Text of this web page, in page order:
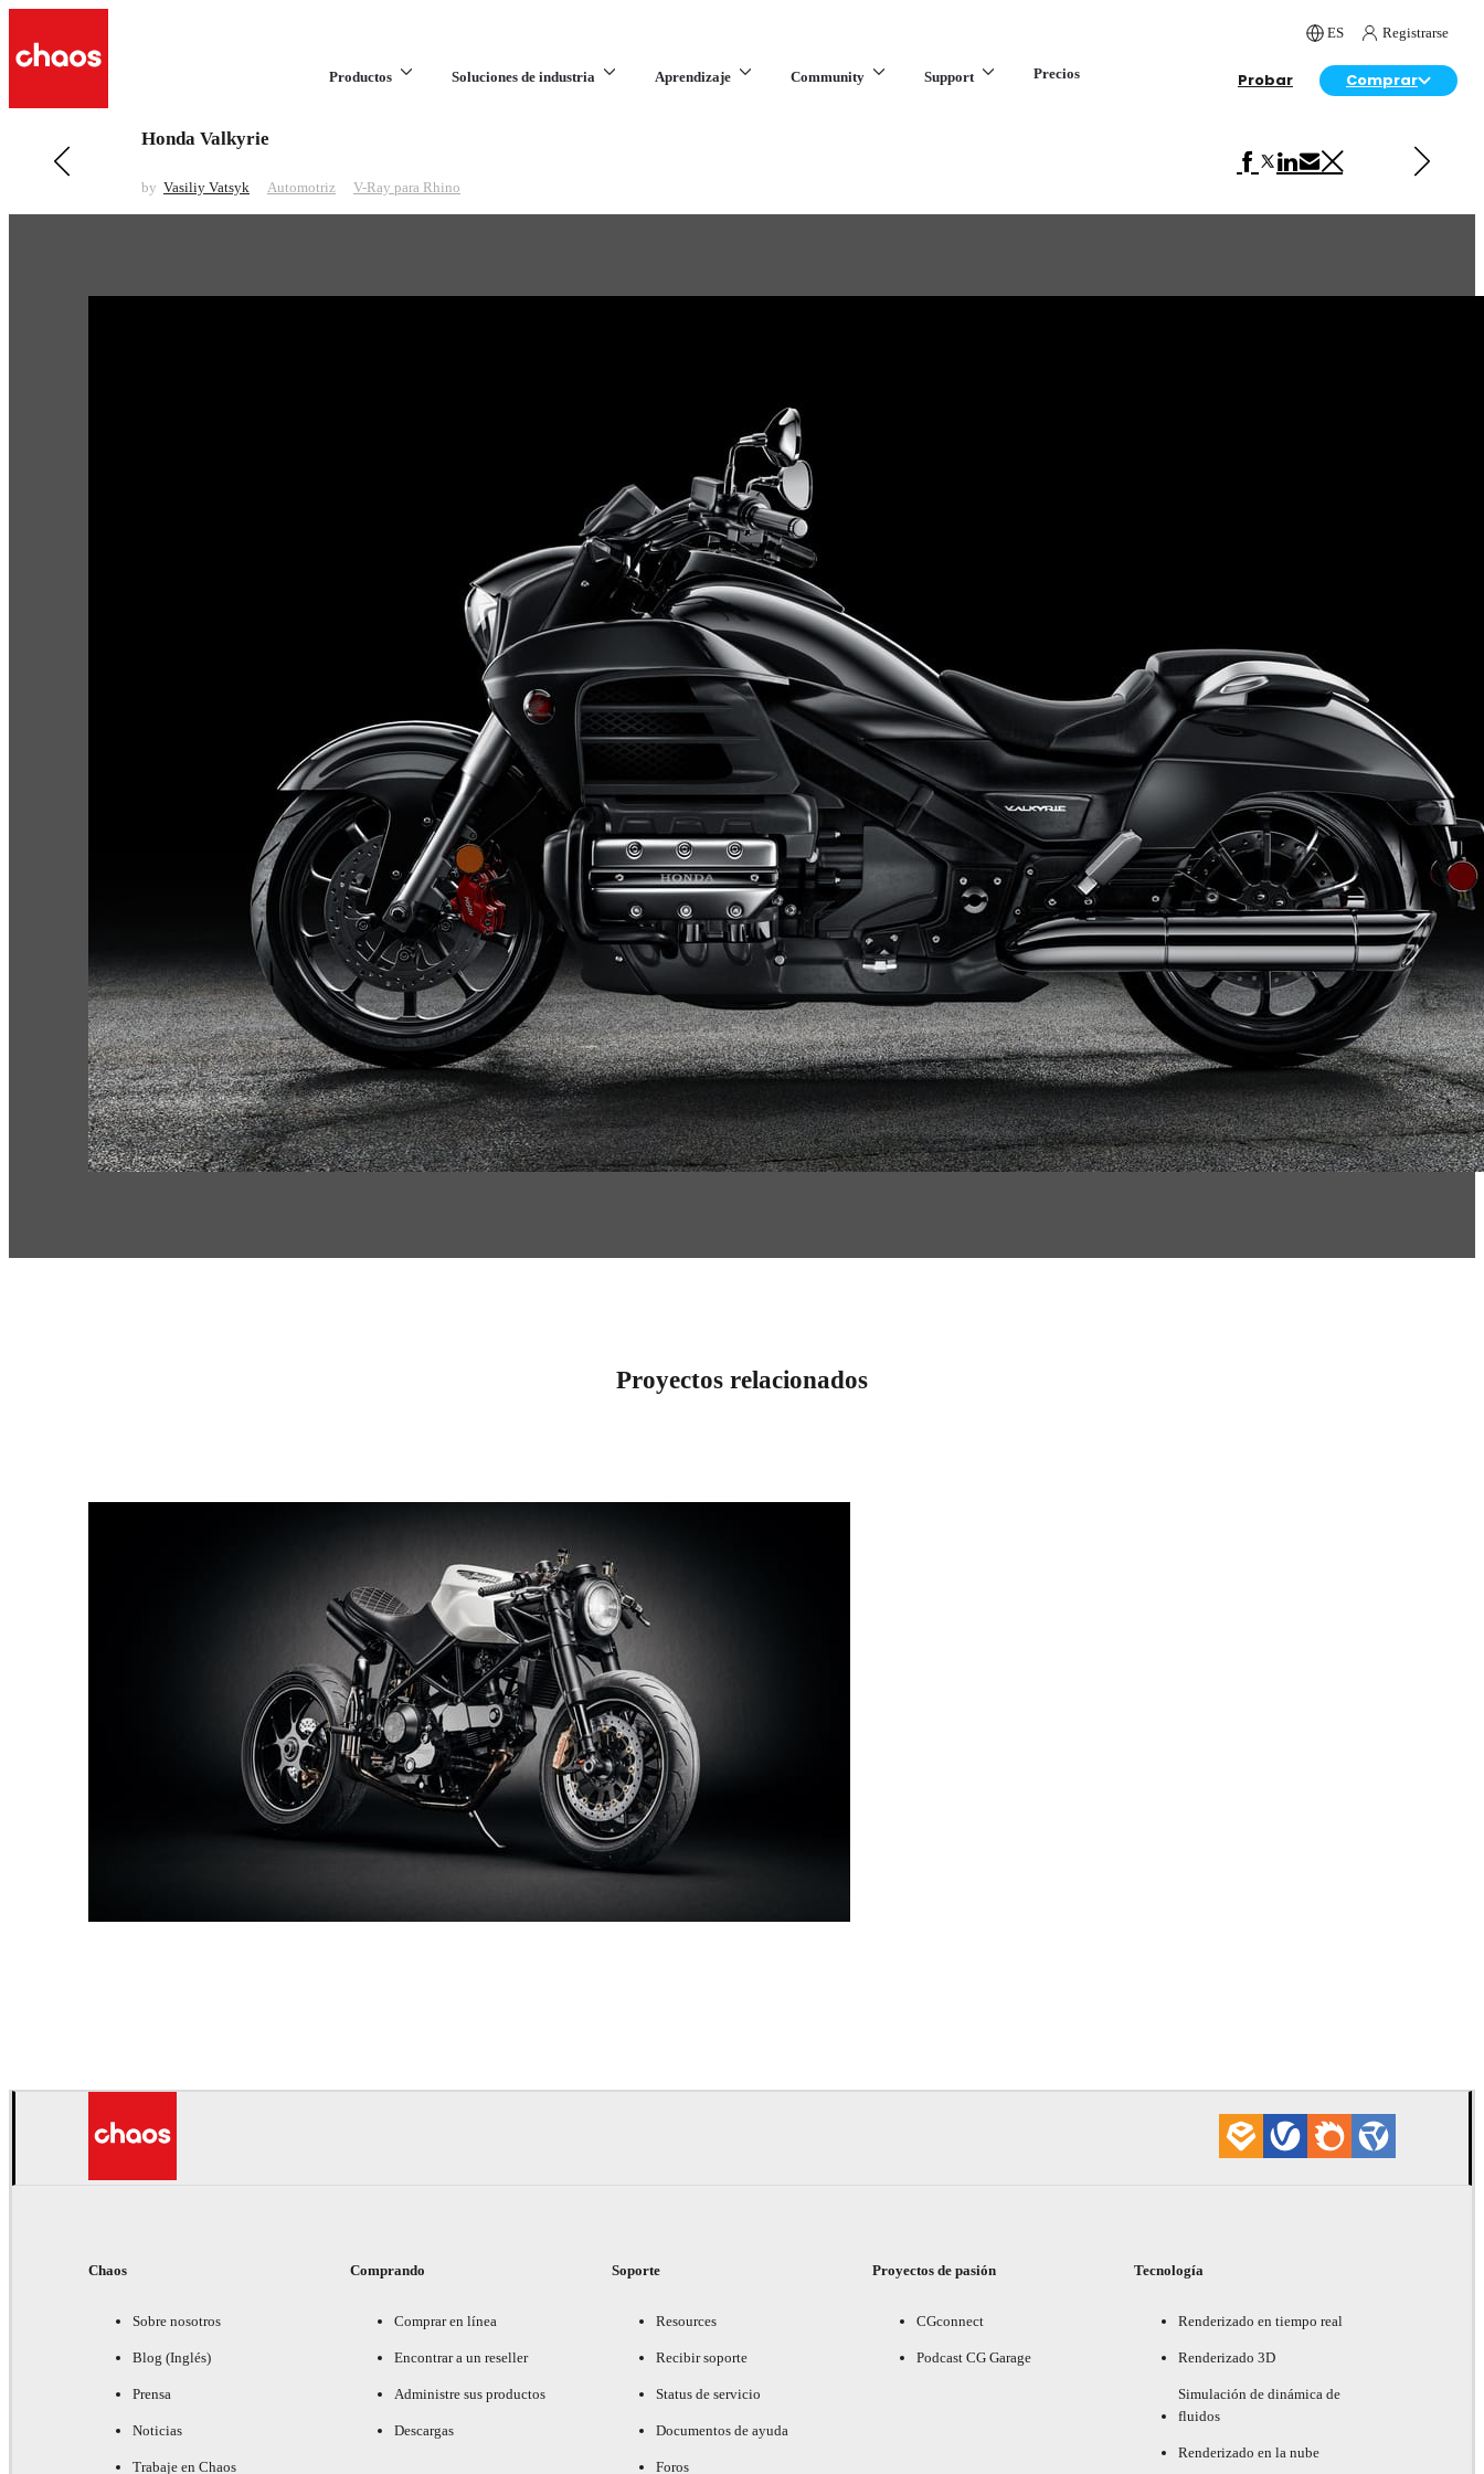
ES Registrarse
Productos Soluciones de industria Aprendizaje Community Support Precios Probar Comprar
Anteriores en Automotriz
Honda Valkyrie
by Vasiliy Vatsyk Automotriz V-Ray para Rhino
Lamborghini
Proyectos relacionados
Chaos
Sobre nosotros
Blog (Inglés)
Prensa
Noticias
Trabaje en Chaos
Comprando
Comprar en línea
Encontrar a un reseller
Administre sus productos
Descargas
Soporte
Resources
Recibir soporte
Status de servicio
Documentos de ayuda
Foros
Proyectos de pasión
CGconnect
Podcast CG Garage
Tecnología
Renderizado en tiempo real
Renderizado 3D
Simulación de dinámica de
fluidos
Renderizado en la nube